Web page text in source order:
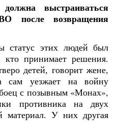
выстраиваться
после возвращения
этих людей был
принимает решения.
детей, говорит жене,
сам уезжает на войну
с позывным «Монах»,
противника на двух
материал. У них другая